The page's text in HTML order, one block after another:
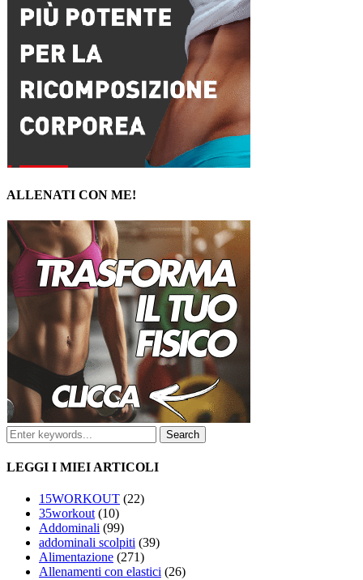
ALLENATI CON ME!
LEGGI I MIEI ARTICOLI
15WORKOUT (22)
35workout (10)
Addominali (99)
addominali scolpiti (39)
Alimentazione (271)
Allenamenti con elastici (26)